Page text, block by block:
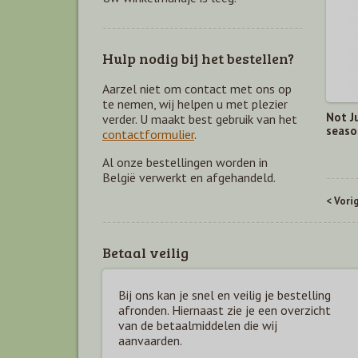
Not
<
Hulp nodig bij het bestellen?
Aarzel niet om contact met ons op
te nemen, wij helpen u met plezier
verder. U maakt best gebruik van het
contactformulier.
Al onze bestellingen worden in
België verwerkt en afgehandeld.
Betaal veilig
Bij ons kan je snel en veilig je bestelling
afronden. Hiernaast zie je een overzicht
van de betaalmiddelen die wij
aanvaarden.